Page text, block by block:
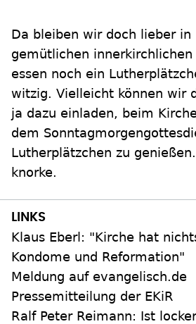
Da bleiben wir doch lieber in
gemütlichen
essen noch ein
witzig. Vielleicht können wir
ja dazu einladen, beim
dem
Lutherplätzchen zu
knorke.
Klaus Eberl: "Kirche hat
Kondome und Reformation"
Meldung auf evangelisch.de
Pressemitteilung der EKiR
Ralf Peter Reimann: Ist